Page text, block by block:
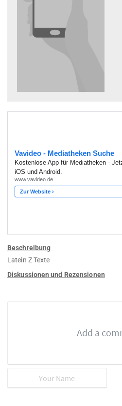
Beschreibung
Latein Z Texte
Diskussionen und Rezensionen